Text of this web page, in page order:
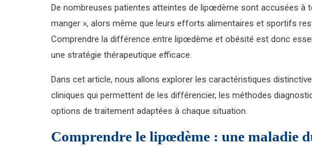
De nombreuses patientes atteintes de lipœdème sont accusées à
manger », alors même que leurs efforts alimentaires et sportifs
Comprendre la différence entre lipœdème et obésité est donc
une stratégie thérapeutique efficace.
Dans cet article, nous allons explorer les caractéristiques
cliniques qui permettent de les différencier, les méthodes
options de traitement adaptées à chaque situation.
Comprendre le lipœdème : une maladie